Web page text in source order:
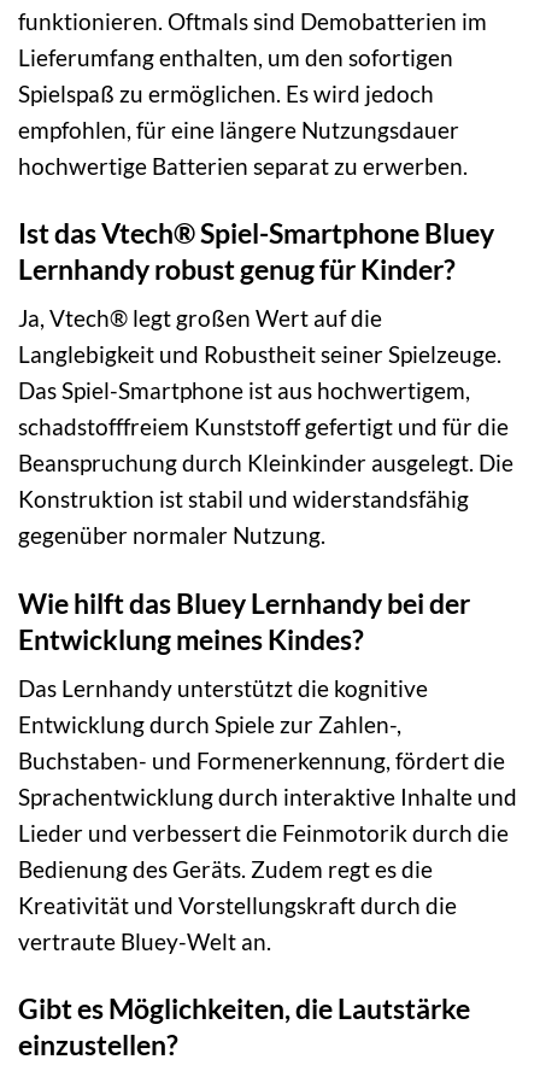
funktionieren. Oftmals sind Demobatterien im
Lieferumfang enthalten, um den sofortigen
Spielspaß zu ermöglichen. Es wird jedoch
empfohlen, für eine längere Nutzungsdauer
hochwertige Batterien separat zu erwerben.
Ist das Vtech® Spiel-Smartphone Bluey
Lernhandy robust genug für Kinder?
Ja, Vtech® legt großen Wert auf die
Langlebigkeit und Robustheit seiner Spielzeuge.
Das Spiel-Smartphone ist aus hochwertigem,
schadstofffreiem Kunststoff gefertigt und für die
Beanspruchung durch Kleinkinder ausgelegt. Die
Konstruktion ist stabil und widerstandsfähig
gegenüber normaler Nutzung.
Wie hilft das Bluey Lernhandy bei der
Entwicklung meines Kindes?
Das Lernhandy unterstützt die kognitive
Entwicklung durch Spiele zur Zahlen-,
Buchstaben- und Formenerkennung, fördert die
Sprachentwicklung durch interaktive Inhalte und
Lieder und verbessert die Feinmotorik durch die
Bedienung des Geräts. Zudem regt es die
Kreativität und Vorstellungskraft durch die
vertraute Bluey-Welt an.
Gibt es Möglichkeiten, die Lautstärke
einzustellen?